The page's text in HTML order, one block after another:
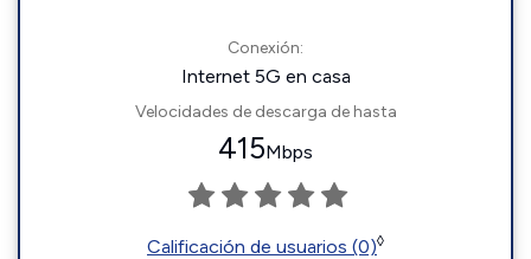
Conexión:
Internet 5G en casa
Velocidades de descarga de hasta
415Mbps
Calificación de usuarios (0)◊